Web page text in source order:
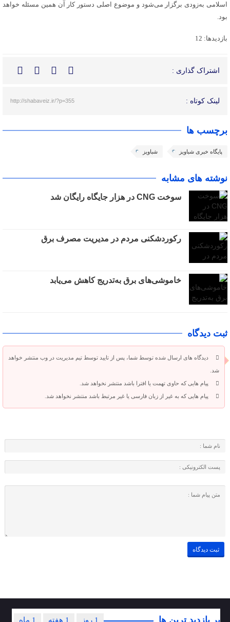
اسلامی به‌زودی برگزار می‌شود و موضوع اصلی دستور کار آن همین مسئله خواهد
بود.
بازدیدها: 12
اشتراک گذاری :
لینک کوتاه : http://shabaveiz.ir/?p=355
برچسب ها
پایگاه خبری شباویز شباویز
نوشته های مشابه
سوخت CNG در هزار جایگاه رایگان شد
رکوردشکنی مردم در مدیریت مصرف برق
خاموشی‌های برق به‌تدریج کاهش می‌یابد
ثبت دیدگاه
دیدگاه های ارسال شده توسط شما، پس از تایید توسط تیم مدیریت در وب منتشر خواهد
شد.
پیام هایی که حاوی تهمت یا افترا باشد منتشر نخواهد شد.
پیام هایی که به غیر از زبان فارسی یا غیر مرتبط باشد منتشر نخواهد شد.
پر بازدید ترین ها 1 ماه 1 هفته 1 روز